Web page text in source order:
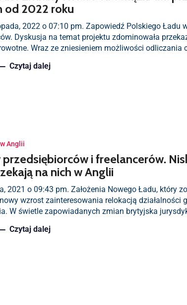
od 2022 roku
2022 o 07:10 pm. Zapowiedź Polskiego Ładu
Dyskusja na temat projektu zdominowała
Wraz ze zniesieniem możliwości odliczania
Czytaj dalej
w Anglii
i freelancerów.
na nich w Anglii
2021 o 09:43 pm. Założenia Nowego Ładu, który
wzrost zainteresowania relokacją działalności
W świetle zapowiadanych zmian brytyjska
Czytaj dalej